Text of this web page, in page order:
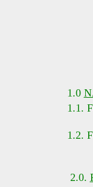
1.0
1.1.
1.2.
2.0.